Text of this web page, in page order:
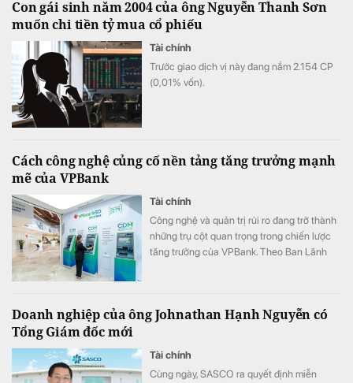
Con gái sinh năm 2004 của ông Nguyễn Thanh Sơn
muốn chi tiền tỷ mua cổ phiếu
Tài chính
Trước giao dịch vị này đang nắm 2.154 СР
(0,01% vốn).
Cách công nghệ củng cố nền tảng tăng trưởng mạnh
mẽ của VPBank
Tài chính
Công nghệ và quản trị rủi ro đang trở thành
những trụ cột quan trọng trong chiến lược
tăng trưởng của VPBank. Theo Ban Lãnh
nhưng vẫn duy trì chất lượng.
Doanh nghiệp của ông Johnathan Hạnh Nguyễn có
Tổng Giám đốc mới
Tài chính
Cùng ngày, SASCO ra quyết định miễn